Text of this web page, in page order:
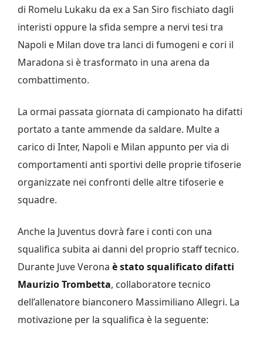
di Romelu Lukaku da ex a San Siro fischiato dagli
interisti oppure la sfida sempre a nervi tesi tra
Napoli e Milan dove tra lanci di fumogeni e cori il
Maradona si è trasformato in una arena da
combattimento.
La ormai passata giornata di campionato ha difatti
portato a tante ammende da saldare. Multe a
carico di Inter, Napoli e Milan appunto per via di
comportamenti anti sportivi delle proprie tifoserie
organizzate nei confronti delle altre tifoserie e
squadre.
Anche la Juventus dovrà fare i conti con una
squalifica subita ai danni del proprio staff tecnico.
Durante Juve Verona è stato squalificato difatti
Maurizio Trombetta, collaboratore tecnico
dell’allenatore bianconero Massimiliano Allegri. La
motivazione per la squalifica è la seguente: